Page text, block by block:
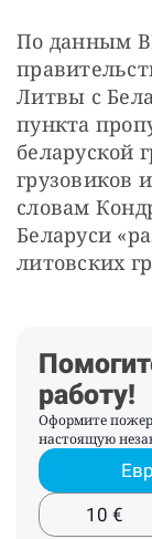
По данным
Литвы с
пункта
беларуской
грузовиков
словам
Беларуси
литовских
работу!
Оформите
настоящую
10 €